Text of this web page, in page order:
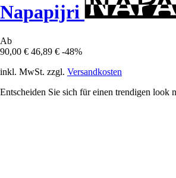
Napapijri
Ab
90,00 € 46,89 € -48%
inkl. MwSt. zzgl. Versandkosten
Entscheiden Sie sich für einen trendigen look